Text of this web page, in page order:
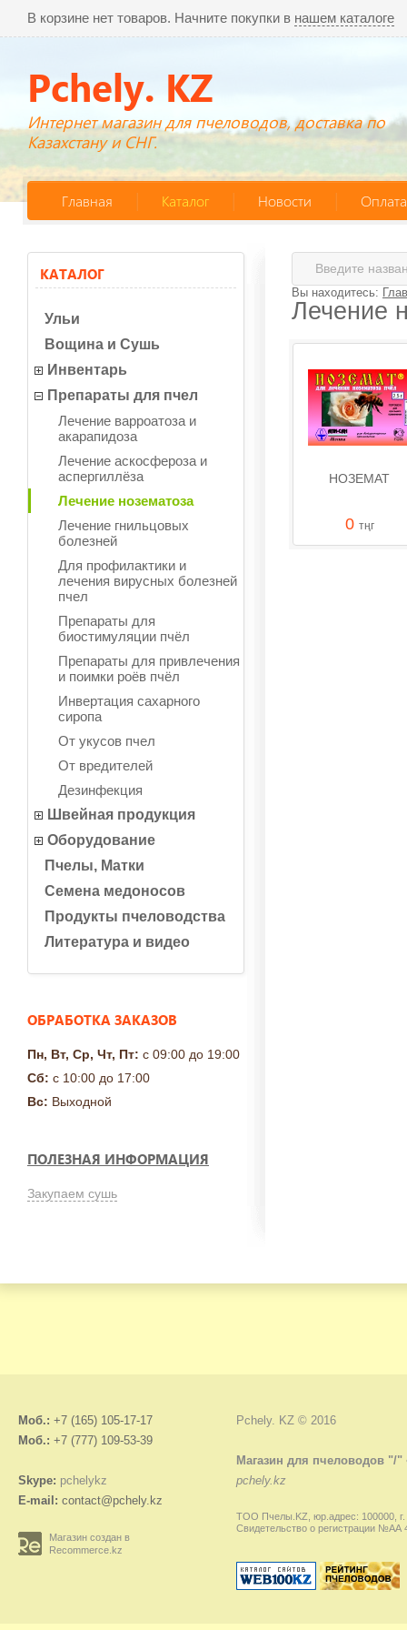
В корзине нет товаров. Начните покупки в нашем каталоге
Pchely. KZ
Интернет магазин для пчеловодов, доставка по
Казахстану и СНГ.
Главная Каталог Новости
КАТАЛОГ
Ульи
Вощина и Сушь
Инвентарь
Препараты для пчел
Лечение варроатоза и
акарапидоза
Лечение аскосфероза и
аспергиллёза
Лечение нозематоза
Лечение гнильцовых
болезней
Для профилактики и
лечения вирусных болезней
пчел
Препараты для
биостимуляции пчёл
Препараты для привлечения
и поимки роёв пчёл
Инвертация сахарного
сиропа
От укусов пчел
От вредителей
Дезинфекция
Швейная продукция
Оборудование
Пчелы, Матки
Семена медоносов
Продукты пчеловодства
Литература и видео
ОБРАБОТКА ЗАКАЗОВ
Пн, Вт, Ср, Чт, Пт: с 09:00 до 19:00
Сб: с 10:00 до 17:00
Вс: Выходной
ПОЛЕЗНАЯ ИНФОРМАЦИЯ
Закупаем сушь
Вы находитесь:
Лечение
НОЗЕМАТ
0 тңг
Моб.: +7 (165) 105-17-17
Моб.: +7 (777) 109-53-39
Skype: pchelykz
E-mail: contact@pchely.kz
Магазин создан в
Recommerce.kz
Pchely. KZ © 2016
Магазин для пчеловодов "/"
pchely.kz
ТОО Пчелы.KZ, юр.адрес: 100000, г.
Свидетельство о регистрации №АА